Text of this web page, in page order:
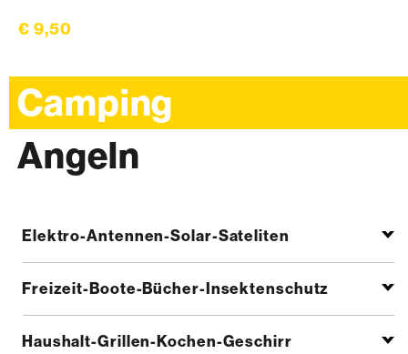
€ 9,50
Camping
Angeln
Elektro-Antennen-Solar-Sateliten
Freizeit-Boote-Bücher-Insektenschutz
Haushalt-Grillen-Kochen-Geschirr